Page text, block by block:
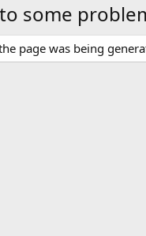
some
page was being